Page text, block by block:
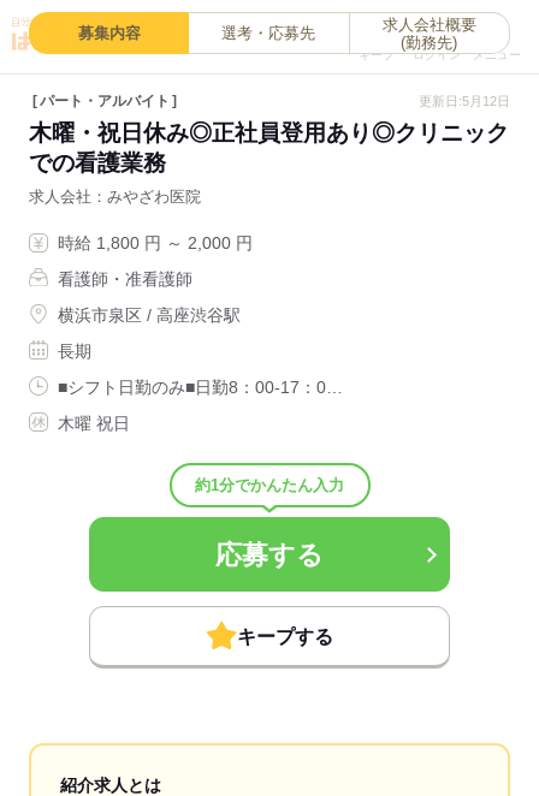
キープ
0
ログイン メニュー
募集内容 選考・応募先
求人会社概要
(勤務先)
パート・アルバイト 更新日:5月12日
木曜・祝日休み◎正社員登用あり◎クリニック
での看護業務
求人会社 みやざわ医院
時給 1,800 円 ～ 2,000 円
看護師・准看護師
横浜市泉区 / 高座渋谷駅
長期
■シフト日勤のみ■日勤8：00-17：0…
木曜 祝日
約1分でかんたん入力
応募する
キープする
紹介求人とは